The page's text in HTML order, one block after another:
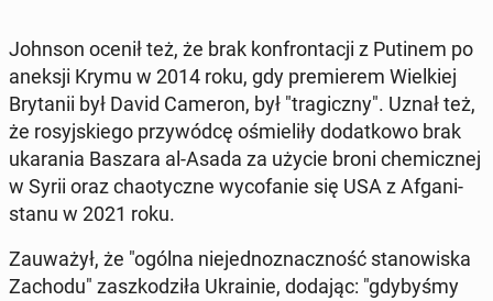
Johnson ocenił też, że brak kon­fron­ta­cji z Putinem po
aneksji Krymu w 2014 roku, gdy pre­mie­rem Wiel­kiej
Bry­ta­nii był David Cameron, był "tra­gicz­ny". Uznał też,
że ro­syj­skie­go przy­wód­cę ośmie­li­ły do­dat­ko­wo brak
uka­ra­nia Baszara al-Asada za użycie broni che­micz­nej
w Syrii oraz cha­otycz­ne wy­co­fa­nie się USA z Afga­ni­
sta­nu w 2021 roku.
Za­uwa­żył, że "ogólna nie­jed­no­znacz­ność sta­no­wi­ska
Zachodu" za­szko­dzi­ła Ukra­inie, dodając: "gdy­by­śmy